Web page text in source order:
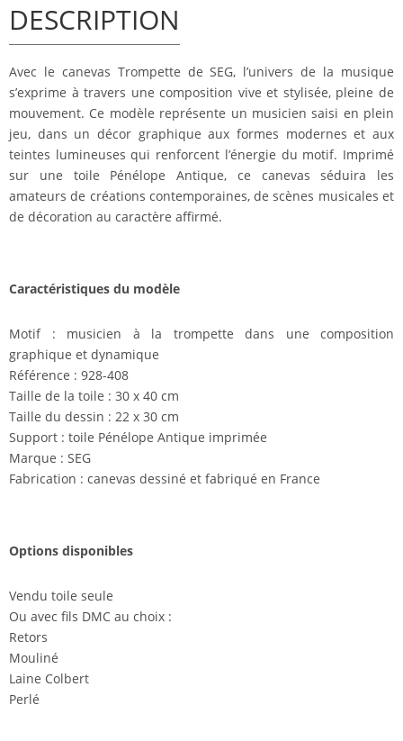
DESCRIPTION
Avec le canevas Trompette de SEG, l’univers de la musique
s’exprime à travers une composition vive et stylisée, pleine de
mouvement. Ce modèle représente un musicien saisi en plein
jeu, dans un décor graphique aux formes modernes et aux
teintes lumineuses qui renforcent l’énergie du motif. Imprimé
sur une toile Pénélope Antique, ce canevas séduira les
amateurs de créations contemporaines, de scènes musicales et
de décoration au caractère affirmé.
Caractéristiques du modèle
Motif : musicien à la trompette dans une composition
graphique et dynamique
Référence : 928-408
Taille de la toile : 30 x 40 cm
Taille du dessin : 22 x 30 cm
Support : toile Pénélope Antique imprimée
Marque : SEG
Fabrication : canevas dessiné et fabriqué en France
Options disponibles
Vendu toile seule
Ou avec fils DMC au choix :
Retors
Mouliné
Laine Colbert
Perlé